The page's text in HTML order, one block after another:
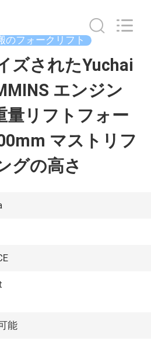
のフォークリフト
ズされたYuchai
エンジン
量リフトフォー
マストリフ
グの高さ
能